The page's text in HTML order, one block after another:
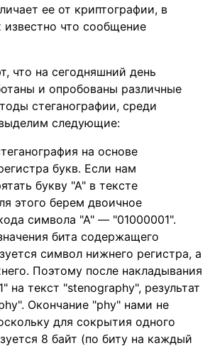
ее от криптографии, в
что сообщение
что на сегодняшний день
и опробованы различные
стеганографии, среди
следующие:
на основе
букв. Если нам
букву "А" в тексте
этого берем двоичное
символа "А" — "01000001".
бита содержащего
символ нижнего регистра, а
Поэтому после накладывания
на текст "stenography", результат
Окончание "phy" нами не
для сокрытия одного
8 байт (по биту на каждый